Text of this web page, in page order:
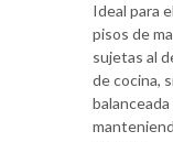
Ideal para
pisos de
sujetas al
de cocina,